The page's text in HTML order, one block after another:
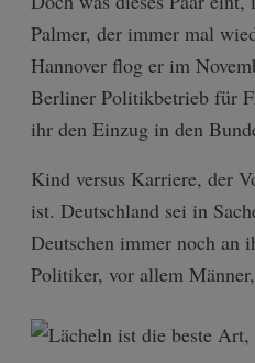
Palmer, der immer mal
Hannover flog er im
Berliner Politikbetrieb für
ihr den Einzug in den
Kind versus Karriere, der
ist. Deutschland sei in
Deutschen immer noch an
Politiker, vor allem